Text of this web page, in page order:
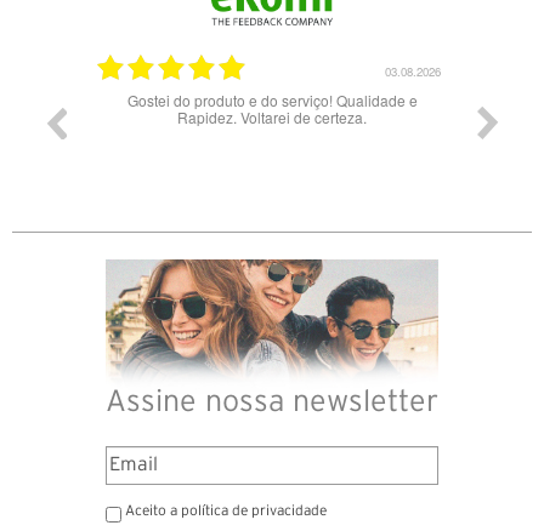
28.07.2026
Bons óculos.
Assine nossa newsletter
Aceito a política de privacidade